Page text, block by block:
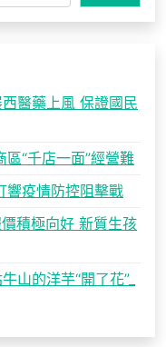
醫藥上風 保證國民
“千店一面”經營難
響疫情防控阻擊戰
積極向好 新質生孩
山的洋芋“開了花”_